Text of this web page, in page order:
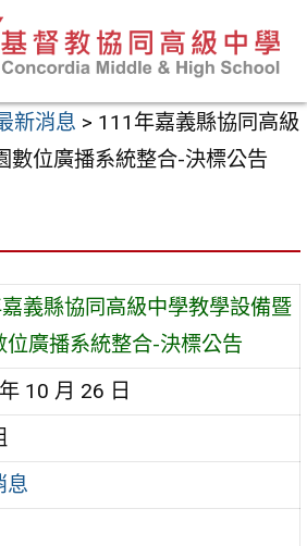
新消息 > 111年嘉義縣協同高級
數位廣播系統整合-決標公告
義縣協同高級中學教學設備暨
位廣播系統整合-決標公告
10 月 26 日
息